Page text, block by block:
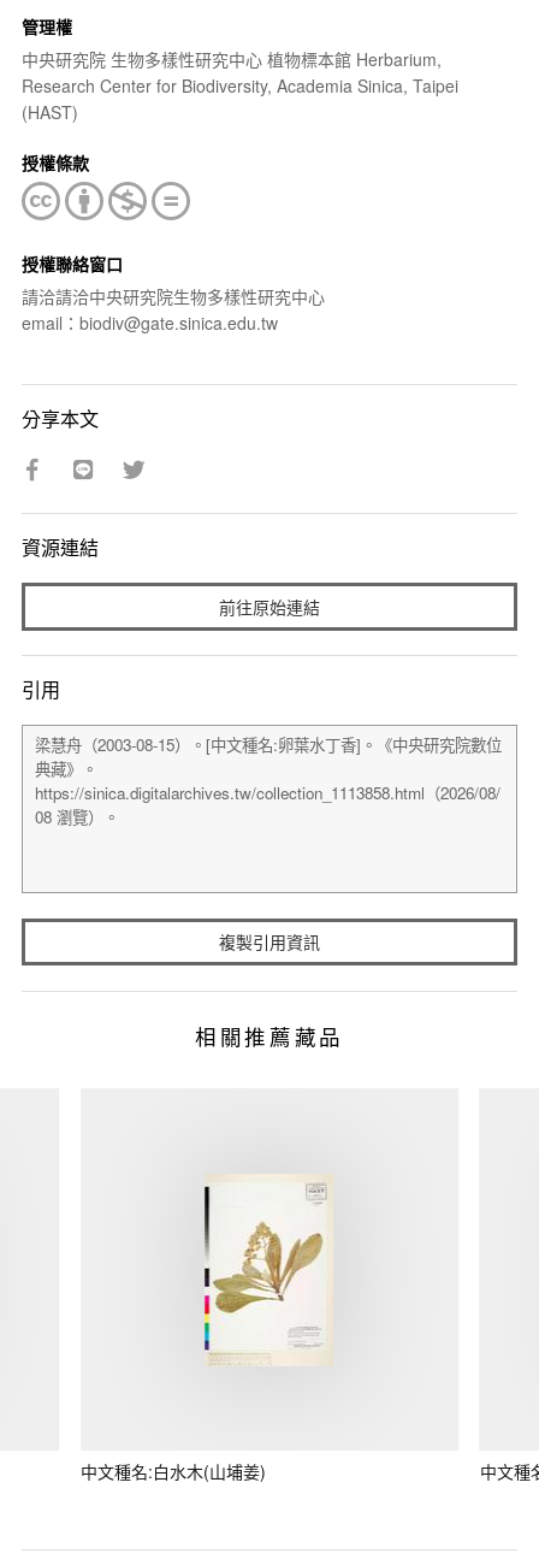
管理權
中央研究院 生物多樣性研究中心 植物標本館 Herbarium,
Research Center for Biodiversity, Academia Sinica, Taipei
(HAST)
授權條款
授權聯絡窗口
請洽請洽中央研究院生物多樣性研究中心
email：biodiv@gate.sinica.edu.tw
分享本文
資源連結
前往原始連結
引用
複製引用資訊
相關推薦藏品
中文種名:白水木(山埔姜) 中文種